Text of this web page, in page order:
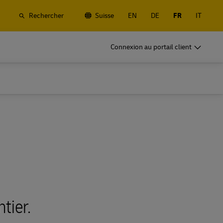
Rechercher Suisse EN DE FR IT
et de
Connexion au portail client
et de
Frequent Shippers